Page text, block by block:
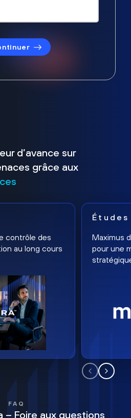
d’avance sur
grâce aux
contrôle des
au long cours
Études
Maximus
pour une
FAQ
– Foire aux questions